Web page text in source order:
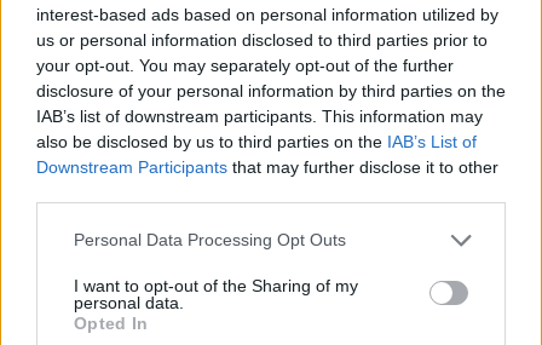
interest-based ads based on personal information utilized by
us or personal information disclosed to third parties prior to
your opt-out. You may separately opt-out of the further
disclosure of your personal information by third parties on the
IAB’s list of downstream participants. This information may
also be disclosed by us to third parties on the IAB’s List of
Downstream Participants that may further disclose it to other
Personal Data Processing Opt Outs
I want to opt-out of the Sharing of my
personal data.
Opted In
(elsősorban autógyártás). A készletek értékesítéshez mért
aránya továbbra is rekordszint közelében mozog
(mélypont), az emelkedés a msotani helyzetben az üzleti
vállalkozások optimizmusát fekezné ki. Az arány alacsony
szintje ellenére is kedvezőnek értékelhető...
KEDVES OLVASÓNK!
A keresett cikk a portfolio.hu hírarchívumához
tartozik, melynek olvasása előfizetéses
regisztrációhoz kötött.